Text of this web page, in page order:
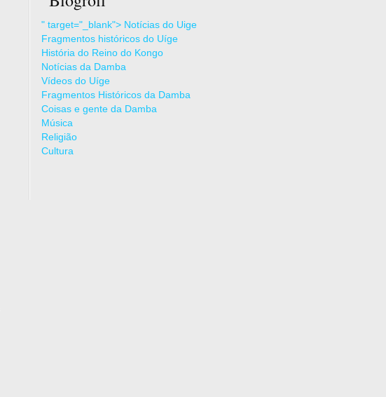
" target="_blank"> Notícias do Uige
Fragmentos históricos do Uíge
História do Reino do Kongo
Notícias da Damba
Vídeos do Uíge
Fragmentos Históricos da Damba
Coisas e gente da Damba
Música
Religião
Cultura